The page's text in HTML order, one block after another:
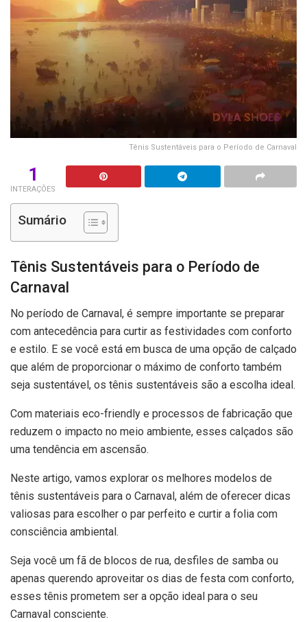
Tênis Sustentáveis para o Período de Carnaval
1
INTERAÇÕES
Sumário
Tênis Sustentáveis para o Período de
Carnaval
No período de Carnaval, é sempre importante se preparar
com antecedência para curtir as festividades com conforto
e estilo. E se você está em busca de uma opção de calçado
que além de proporcionar o máximo de conforto também
seja sustentável, os tênis sustentáveis são a escolha ideal.
Com materiais eco-friendly e processos de fabricação que
reduzem o impacto no meio ambiente, esses calçados são
uma tendência em ascensão.
Neste artigo, vamos explorar os melhores modelos de
tênis sustentáveis para o Carnaval, além de oferecer dicas
valiosas para escolher o par perfeito e curtir a folia com
consciência ambiental.
Seja você um fã de blocos de rua, desfiles de samba ou
apenas querendo aproveitar os dias de festa com conforto,
esses tênis prometem ser a opção ideal para o seu
Carnaval consciente.